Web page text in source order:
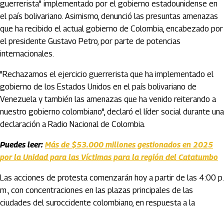
guerrerista" implementado por el gobierno estadounidense en
el país bolivariano. Asimismo, denunció las presuntas amenazas
que ha recibido el actual gobierno de Colombia, encabezado por
el presidente Gustavo Petro, por parte de potencias
internacionales.
"Rechazamos el ejercicio guerrerista que ha implementado el
gobierno de los Estados Unidos en el país bolivariano de
Venezuela y también las amenazas que ha venido reiterando a
nuestro gobierno colombiano", declaró el líder social durante una
declaración a Radio Nacional de Colombia.
Puedes leer: Más de $53.000 millones gestionados en 2025
por la Unidad para las Víctimas para la región del Catatumbo
Las acciones de protesta comenzarán hoy a partir de las 4:00 p.
m., con concentraciones en las plazas principales de las
ciudades del suroccidente colombiano, en respuesta a la